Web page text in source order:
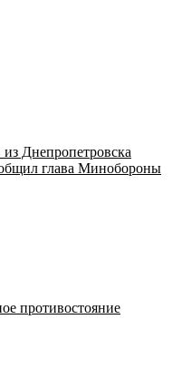
Днепропетровска
глава Минобороны
противостояние